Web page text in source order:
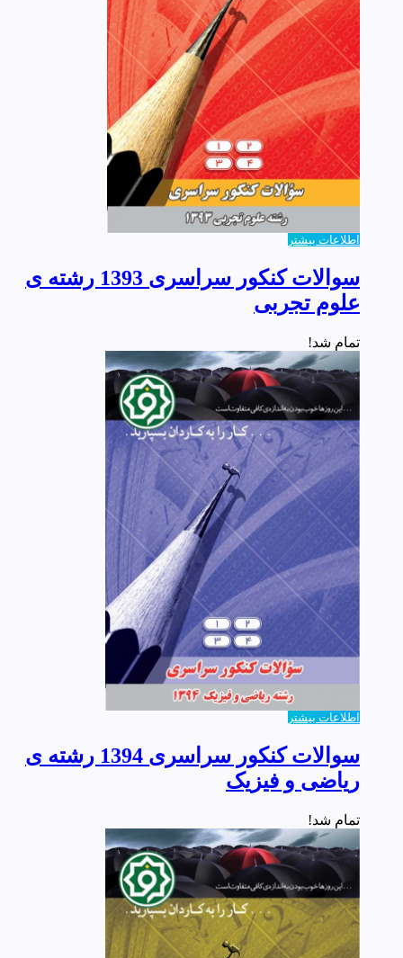
اطلاعات بیشتر
سوالات کنکور سراسری 1393 رشته ی
علوم تجربی
تمام شد!
اطلاعات بیشتر
سوالات کنکور سراسری 1394 رشته ی
ریاضی و فیزیک
تمام شد!